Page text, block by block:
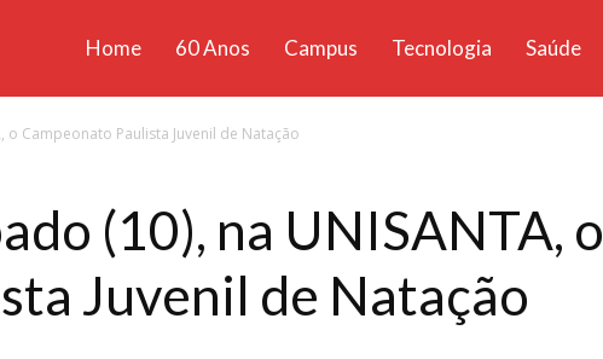
Home 60 Anos Campus Tecnologia Saúde
o Campeonato Paulista Juvenil de Natação
(10), na UNISANTA, o
Juvenil de Natação